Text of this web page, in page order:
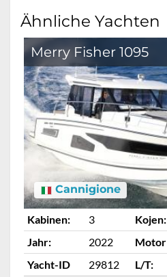
Ähnliche Yachten
Merry Fisher 1095
Cannigione
Kabinen: 3 Kojen:
Jahr:
2022 Motor
Yacht-ID
29812 L/T: